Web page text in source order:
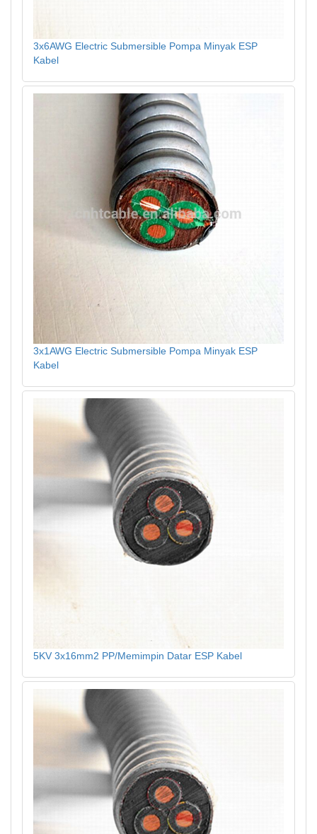
3x6AWG Electric Submersible Pompa Minyak ESP
Kabel
3x1AWG Electric Submersible Pompa Minyak ESP
Kabel
5KV 3x16mm2 PP/Memimpin Datar ESP Kabel